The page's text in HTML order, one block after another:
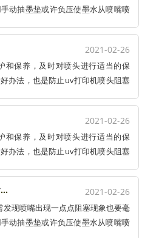
动抽墨垫或许负压使墨水从喷嘴喷
勿用力过猛，否则会因压力过大而
2021-02-26
和保养，及时对喷头进行适当的保
办法，也是防止uv打印机喷头阻塞
无法出墨，只需要我们简单清洗，
2021-02-26
和保养，及时对喷头进行适当的保
办法，也是防止uv打印机喷头阻塞
无法出墨，只需要我们简单清洗，
uv打印机发现喷头细微阻塞后的处理办法 2021-02-26
现喷嘴出现一点点阻塞现象也要毫
动抽墨垫或许负压使墨水从喷嘴喷